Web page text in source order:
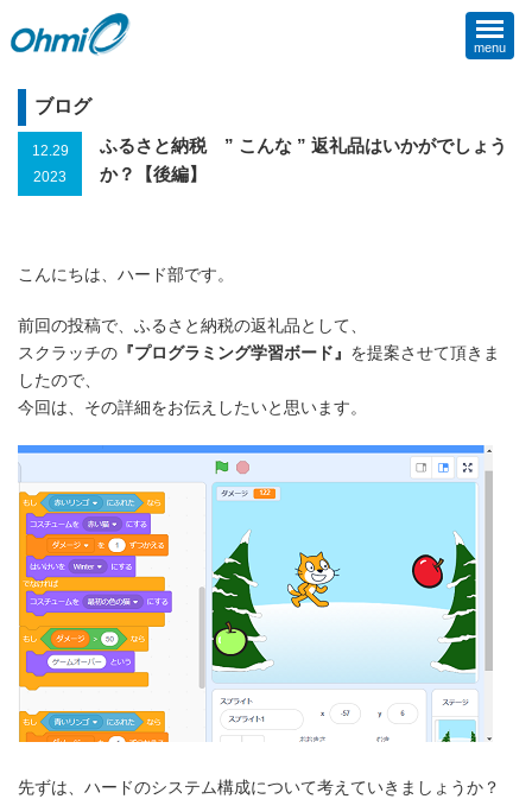
menu
ブログ
12.29
2023
ふるさと納税 ” こんな ” 返礼品はいかがでしょう
か？【後編】
こんにちは、ハード部です。
前回の投稿で、ふるさと納税の返礼品として、
スクラッチの 『プログラミング学習ボード』 を提案させて頂きま
したので、
今回は、その詳細をお伝えしたいと思います。
先ずは、ハードのシステム構成について考えていきましょうか？